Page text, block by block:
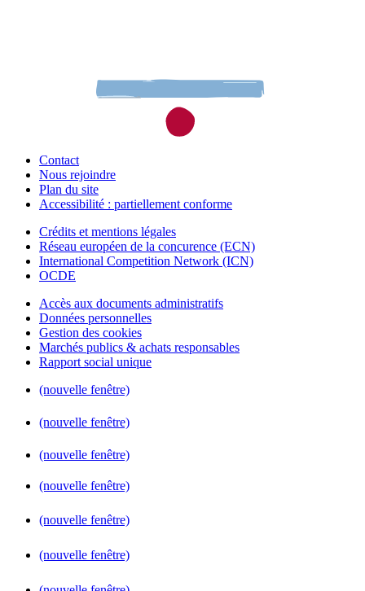
Contact
Nous rejoindre
Plan du site
Accessibilité : partiellement conforme
Crédits et mentions légales
Réseau européen de la concurence (ECN)
International Competition Network (ICN)
OCDE
Accès aux documents administratifs
Données personnelles
Gestion des cookies
Marchés publics & achats responsables
Rapport social unique
(nouvelle fenêtre)
(nouvelle fenêtre)
(nouvelle fenêtre)
(nouvelle fenêtre)
(nouvelle fenêtre)
(nouvelle fenêtre)